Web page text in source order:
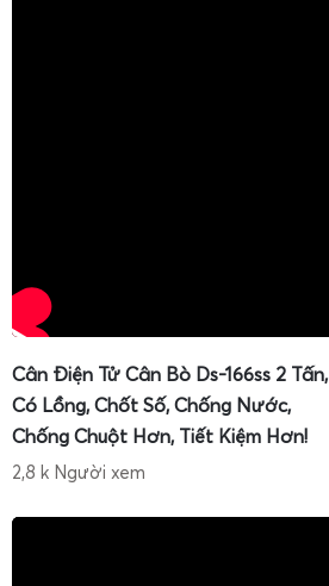
Cân Điện Tử Cân Bò Ds-166ss 2 Tấn,
Có Lồng, Chốt Số, Chống Nước,
Chống Chuột Hơn, Tiết Kiệm Hơn!
2,8 k Người xem